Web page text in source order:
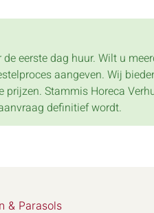
eerste dag huur. Wilt u
aangeven. Wij
prijzen. Stammis Horeca
definitief wordt.
& Parasols